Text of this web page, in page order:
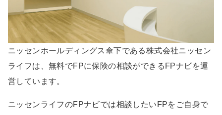
ニッセンホールディングス傘下である株式会社ニッセン
ライフは、無料でFPに保険の相談ができるFPナビを運
営しています。
ニッセンライフのFPナビでは相談したいFPをご自身で